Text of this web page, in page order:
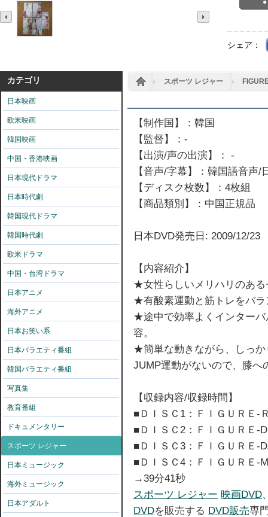
シェア：
カテゴリ
日本映画
欧米映画
韓国映画
中国・香港映画
日本現代ドラマ
日本時代劇
韓国現代ドラマ
韓国時代劇
欧米ドラマ
中国・台湾ドラマ
日本アニメ
海外アニメ
日本お笑い系
日本バラエティ番組
韓国バラエティ番組
写真集
教育番組
ドキュメンタリー
スポーツ レジャー
日本ミュージック
海外ミュージック
日本アダルト
スポーツ レジャー
【制作国】：韓国
【監督】：-
【出演/声の出演】： -
【音声/字幕】：韓国語音声/
【ディスク枚数】：4枚組
【商品類別】：中国正規品
日本DVD発売日: 2009/12/23
【内容紹介】
★女性らしいメリハリのあ
★有酸素運動と筋トレをバ
★途中で効率よくインター
容。
★簡単な動きながら、しっか
JUMP運動がないので、膝へ
【収録内容/収録時間】
■ＤＩＳＣ1：ＦＩＧＵＲＥ-
■ＤＩＳＣ2：ＦＩＧＵＲＥ-
■ＤＩＳＣ3：ＦＩＧＵＲＥ-
■ＤＩＳＣ4：ＦＩＧＵＲＥ-
→39分41秒
スポーツ レジャー 映画DVD
DVDを販売する DVD販売専